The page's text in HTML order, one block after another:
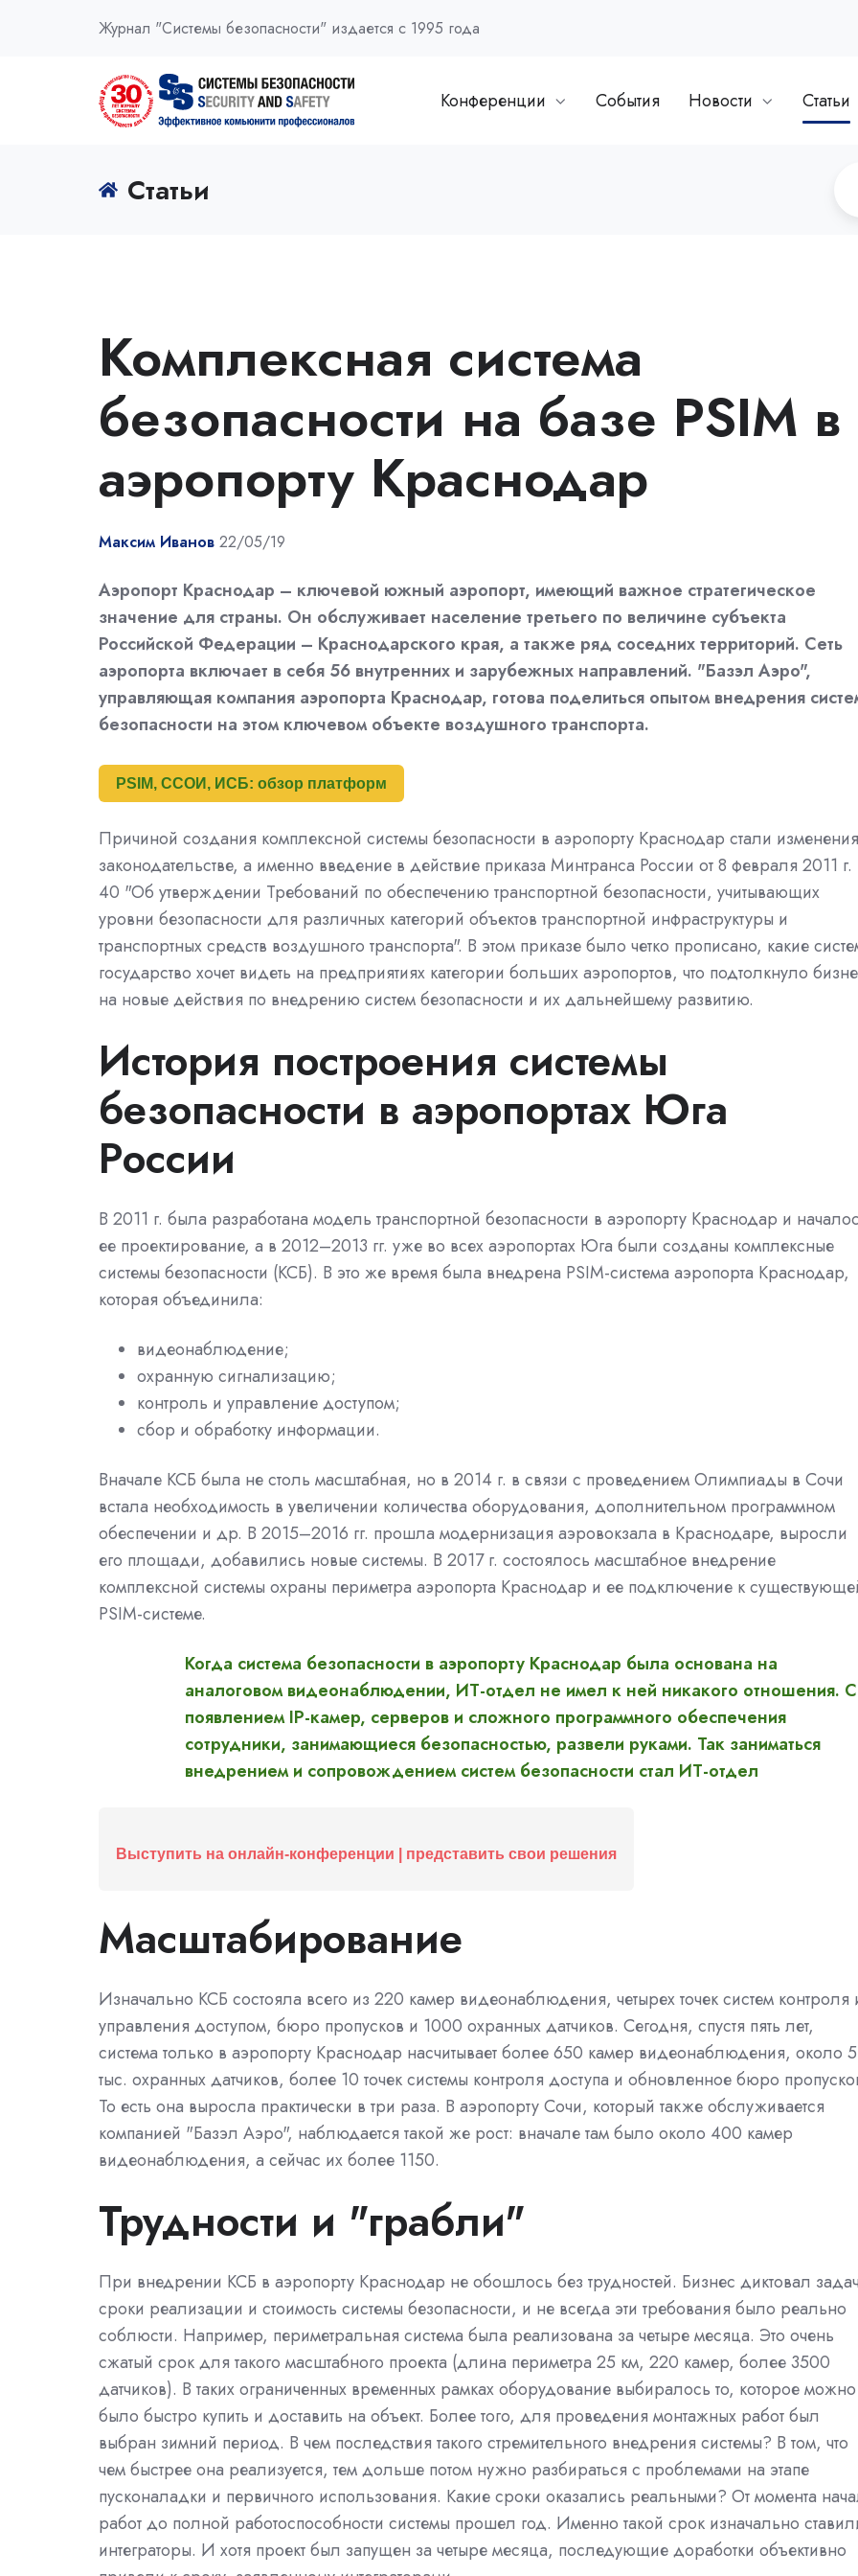
Журнал "Системы безопасности" издается с 1995 года
Конференции События Новости Статьи
Статьи
Комплексная система
безопасности на базе PSIM в
аэропорту Краснодар
Максим Иванов 22/05/19
Аэропорт Краснодар – ключевой южный аэропорт, имеющий важное стратегическое
значение для страны. Он обслуживает население третьего по величине субъекта
Российской Федерации – Краснодарского края, а также ряд соседних территорий. Сеть
аэропорта включает в себя 56 внутренних и зарубежных направлений. "Базэл Аэро",
управляющая компания аэропорта Краснодар, готова поделиться опытом внедрения
безопасности на этом ключевом объекте воздушного транспорта.
PSIM, ССОИ, ИСБ: обзор платформ
Причиной создания комплексной системы безопасности в аэропорту Краснодар стали
законодательстве, а именно введение в действие приказа Минтранса России от 8 февраля 2011
40 "Об утверждении Требований по обеспечению транспортной безопасности, учитывающих
уровни безопасности для различных категорий объектов транспортной инфраструктуры и
транспортных средств воздушного транспорта". В этом приказе было четко прописано, какие
государство хочет видеть на предприятиях категории больших аэропортов, что подтолкнуло
на новые действия по внедрению систем безопасности и их дальнейшему развитию.
История построения системы
безопасности в аэропортах Юга
России
В 2011 г. была разработана модель транспортной безопасности в аэропорту Краснодар и
ее проектирование, а в 2012–2013 гг. уже во всех аэропортах Юга были созданы комплексные
системы безопасности (КСБ). В это же время была внедрена PSIM-система аэропорта Краснодар,
которая объединила:
видеонаблюдение;
охранную сигнализацию;
контроль и управление доступом;
сбор и обработку информации.
Вначале КСБ была не столь масштабная, но в 2014 г. в связи с проведением Олимпиады в Сочи
встала необходимость в увеличении количества оборудования, дополнительном программном
обеспечении и др. В 2015–2016 гг. прошла модернизация аэровокзала в Краснодаре, выросли
его площади, добавились новые системы. В 2017 г. состоялось масштабное внедрение
комплексной системы охраны периметра аэропорта Краснодар и ее подключение к
PSIM-системе.
Когда система безопасности в аэропорту Краснодар была основана на
аналоговом видеонаблюдении, ИТ-отдел не имел к ней никакого отношения. С
появлением IP-камер, серверов и сложного программного обеспечения
сотрудники, занимающиеся безопасностью, развели руками. Так заниматься
внедрением и сопровождением систем безопасности стал ИТ-отдел
Выступить на онлайн-конференции | представить свои решения
Масштабирование
Изначально КСБ состояла всего из 220 камер видеонаблюдения, четырех точек систем контроля
управления доступом, бюро пропусков и 1000 охранных датчиков. Сегодня, спустя пять лет,
система только в аэропорту Краснодар насчитывает более 650 камер видеонаблюдения, около 5
тыс. охранных датчиков, более 10 точек системы контроля доступа и обновленное бюро
То есть она выросла практически в три раза. В аэропорту Сочи, который также обслуживается
компанией "Базэл Аэро", наблюдается такой же рост: вначале там было около 400 камер
видеонаблюдения, а сейчас их более 1150.
Трудности и "грабли"
При внедрении КСБ в аэропорту Краснодар не обошлось без трудностей. Бизнес диктовал
сроки реализации и стоимость системы безопасности, и не всегда эти требования было реально
соблюсти. Например, периметральная система была реализована за четыре месяца. Это очень
сжатый срок для такого масштабного проекта (длина периметра 25 км, 220 камер, более 3500
датчиков). В таких ограниченных временных рамках оборудование выбиралось то, которое можно
было быстро купить и доставить на объект. Более того, для проведения монтажных работ был
выбран зимний период. В чем последствия такого стремительного внедрения системы? В том, что
чем быстрее она реализуется, тем дольше потом нужно разбираться с проблемами на этапе
пусконаладки и первичного использования. Какие сроки оказались реальными? От момента
работ до полной работоспособности системы прошел год. Именно такой срок изначально
интеграторы. И хотя проект был запущен за четыре месяца, последующие доработки объективно